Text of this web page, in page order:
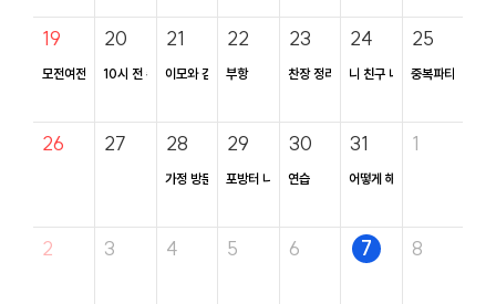
19 20 21 22 23 24 25
중복파티
니 친구 내 친구
찬장 정리 후 밀크티
부항
이모와 김치
10시 전 취침
모전여전
26 27 28 29 30 31 1
어떻게 해야 했을까?
연습
포방터 나들이
가정 방문
2 3 4 5 6 7 8